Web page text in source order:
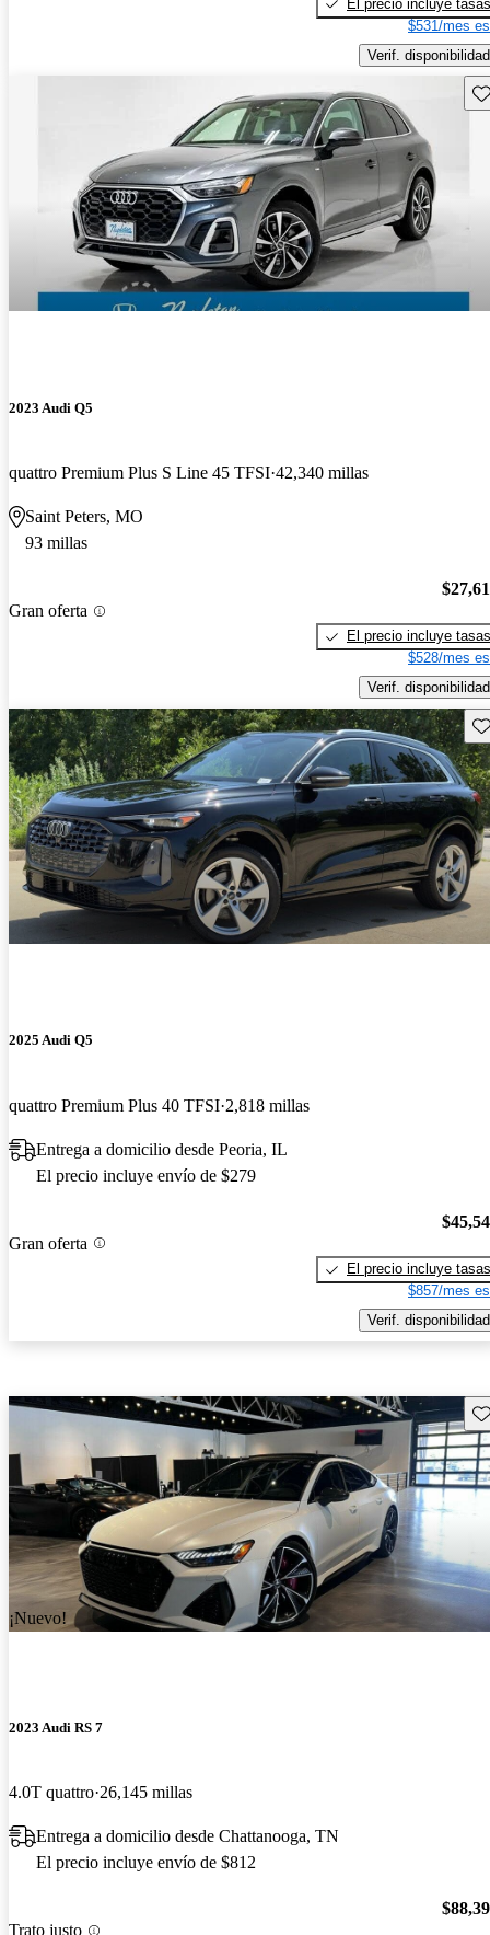
El precio incluye tasas
$531/mes
Verif. disponibilidad
2023 Audi Q5
quattro Premium Plus S Line 45 TFSI 42,340 millas
Saint Peters, MO
93 millas
Gran oferta
El precio incluye tasas
$528/mes
Verif. disponibilidad
2025 Audi Q5
quattro Premium Plus 40 TFSI 2,818 millas
Entrega a domicilio desde Peoria, IL
El precio incluye envío de $279
Gran oferta
El precio incluye tasas
$857/mes
Verif. disponibilidad
¡Nuevo!
2023 Audi RS 7
4.0T quattro 26,145 millas
Entrega a domicilio desde Chattanooga, TN
El precio incluye envío de $812
Trato justo